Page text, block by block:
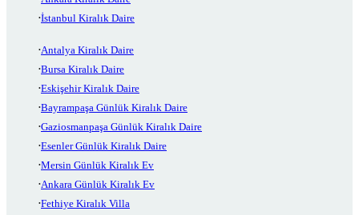
İstanbul Kiralık Daire
Antalya Kiralık Daire
Bursa Kiralık Daire
Eskişehir Kiralık Daire
Bayrampaşa Günlük Kiralık Daire
Gaziosmanpaşa Günlük Kiralık Daire
Esenler Günlük Kiralık Daire
Mersin Günlük Kiralık Ev
Ankara Günlük Kiralık Ev
Fethiye Kiralık Villa